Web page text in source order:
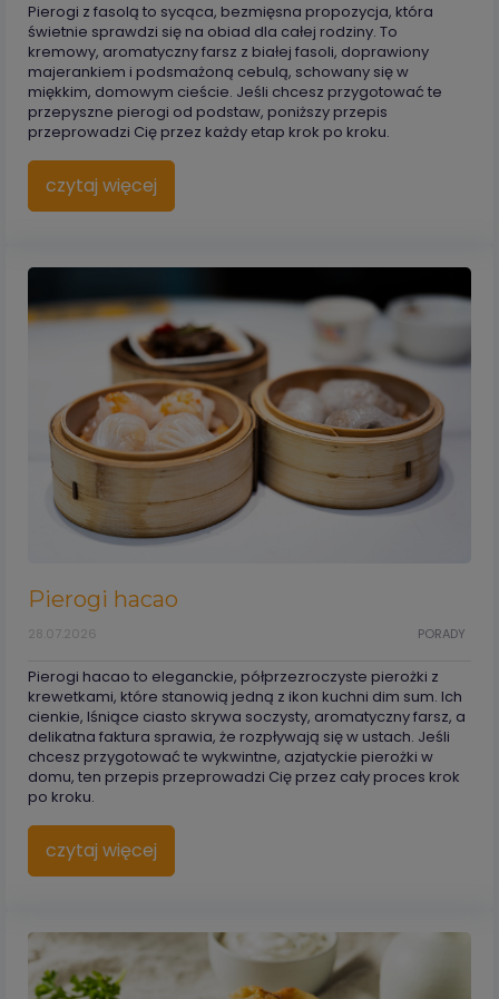
Pierogi z fasolą to sycąca, bezmięsna propozycja, która
świetnie sprawdzi się na obiad dla całej rodziny. To
kremowy, aromatyczny farsz z białej fasoli, doprawiony
majerankiem i podsmażoną cebulą, schowany się w
miękkim, domowym cieście. Jeśli chcesz przygotować te
przepyszne pierogi od podstaw, poniższy przepis
przeprowadzi Cię przez każdy etap krok po kroku.
czytaj więcej
Pierogi hacao
PORADY
28.07.2026
Pierogi hacao to eleganckie, półprzezroczyste pierożki z
krewetkami, które stanowią jedną z ikon kuchni dim sum. Ich
cienkie, lśniące ciasto skrywa soczysty, aromatyczny farsz, a
delikatna faktura sprawia, że rozpływają się w ustach. Jeśli
chcesz przygotować te wykwintne, azjatyckie pierożki w
domu, ten przepis przeprowadzi Cię przez cały proces krok
po kroku.
czytaj więcej